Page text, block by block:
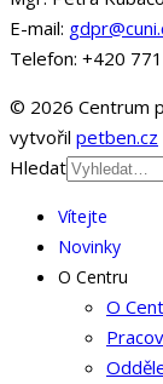
E-mail:
Telefon: +420
© 2026 Centrum
vytvořil petben.cz
Hledat
Vítejte
Novinky
O Centru
O